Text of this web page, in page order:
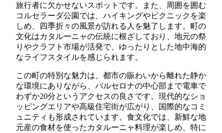
旅行者に欠かせないスポットです。また、周囲を囲む
コルセラーダ公園では、ハイキングやピクニックを楽
しめ、四季折々の風景が訪れる人を魅了します。町の
文化はカタルーニャの伝統に根ざしており、地元の祭
りやクラフト市場が活発で、ゆったりとした地中海的
なライフスタイルを感じられます。
この町の特別な魅力は、都市の賑わいから離れた静か
な環境にありながら、バルセロナの中心部まで電車で
わずか20分というアクセスの良さです。現代的なショ
ッピングエリアや高級住宅街が広がり、国際的なコミ
ュニティも形成されています。食文化では、新鮮な地
元産の食材を使ったカタルーニャ料理が楽しめ、特に